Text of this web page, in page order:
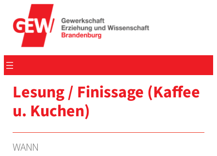
Inhalt
springen
Lesung / Finis­sa­ge (Kaf­fee
u. Kuchen)
WANN